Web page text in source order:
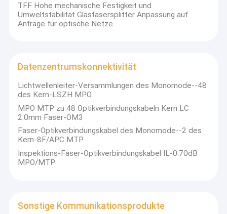
TFF Hohe mechanische Festigkeit und
Umweltstabilität Glasfasersplitter Anpassung auf
Anfrage für optische Netze
Datenzentrumskonnektivität
Lichtwellenleiter-Versammlungen des Monomode--48
des Kern-LSZH MPO
MPO MTP zu 48 Optikverbindungskabeln Kern LC
2.0mm Faser-OM3
Faser-Optikverbindungskabel des Monomode--2 des
Kern-8F/APC MTP
Inspektions-Faser-Optikverbindungskabel IL-0.70dB
MPO/MTP
Sonstige Kommunikationsprodukte